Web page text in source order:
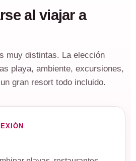
al viajar a
muy distintas. La elección
playa, ambiente, excursiones,
gran resort todo incluido.